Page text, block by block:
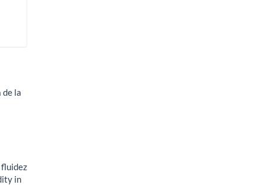
de la
fluidez
in